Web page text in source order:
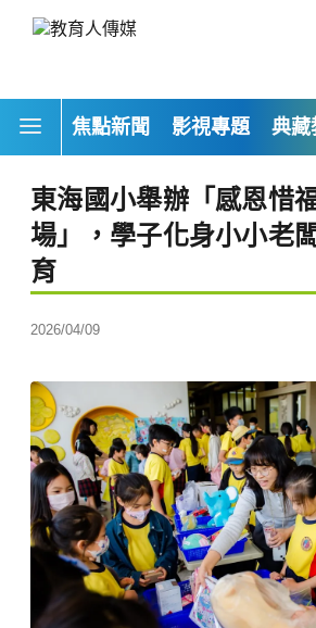
焦點新聞 影視專題 典藏
東海國小舉辦「感恩惜
場」，學子化身小小老
育
2026/04/09